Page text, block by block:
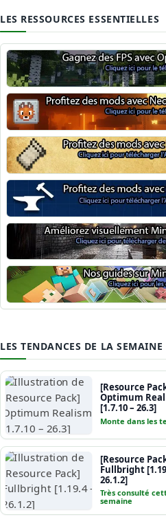
LES RESSOURCES ESSENTIELLES
Optifine
NeoForge
Minecraft Fabric
Minecraft Forge
Shaders Minecraft
Guide Minecraft
LES TENDANCES DE LA SEMAINE
[Resource
Optimum
[1.7.10 – 26.3]
Monte dans les
[Resource
Fullbright
26.1.2]
Très consulté
semaine